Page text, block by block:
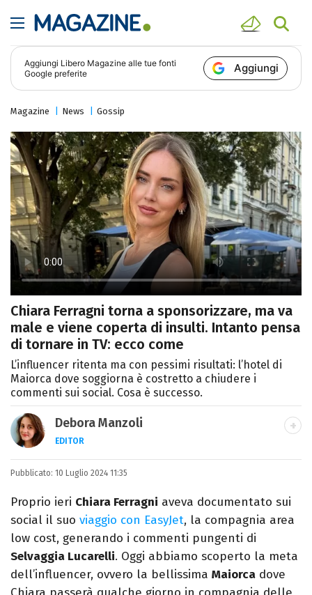
Aggiungi Libero Magazine alle tue fonti
Google preferite
Aggiungi
Magazine News Gossip
Chiara Ferragni torna a sponsorizzare, ma va
male e viene coperta di insulti. Intanto pensa
di tornare in TV: ecco come
L’influencer ritenta ma con pessimi risultati: l’hotel di
Maiorca dove soggiorna è costretto a chiudere i
commenti sui social. Cosa è successo.
Debora Manzoli
EDITOR
LINKEDIN
INSTAGRAM FACEBOOK SITO
Scrittrice, copywriter, editor e pubblicista
mantovana, laureata in Lettere, Cinema e
Tv. Ha due libri all’attivo e ama la scrittura
alla follia.
Pubblicato: 10 Luglio 2024 11:35
Proprio ieri Chiara Ferragni aveva documentato sui
social il suo viaggio con EasyJet, la compagnia area
low cost, generando i commenti pungenti di
Selvaggia Lucarelli. Oggi abbiamo scoperto la meta
dell’influencer, ovvero la bellissima Maiorca dove